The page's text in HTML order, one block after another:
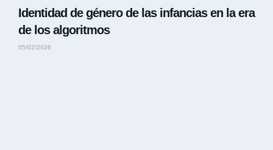
Identidad de género de las infancias en la era
de los algoritmos
05/02/2026